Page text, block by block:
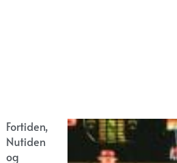
Fortiden,
Nutiden
og